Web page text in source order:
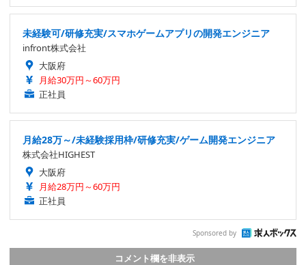
未経験可/研修充実/スマホゲームアプリの開発エンジニア
infront株式会社
大阪府
月給30万円～60万円
正社員
月給28万～/未経験採用枠/研修充実/ゲーム開発エンジニア
株式会社HIGHEST
大阪府
月給28万円～60万円
正社員
Sponsored by
コメント欄を非表示